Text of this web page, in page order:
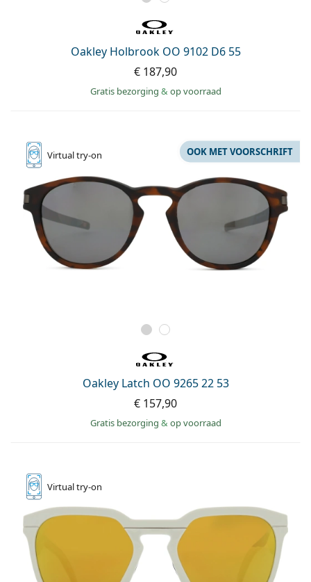
Oakley Holbrook OO 9102 D6 55
€ 187,90
Gratis bezorging & op voorraad
Virtualtry-on
Oakley Latch OO 9265 22 53
OOK MET VOORSCHRIFT
€ 157,90
Gratis bezorging & op voorraad
Virtualtry-on